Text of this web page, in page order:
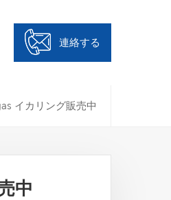
連絡する
イカリング販売中
中